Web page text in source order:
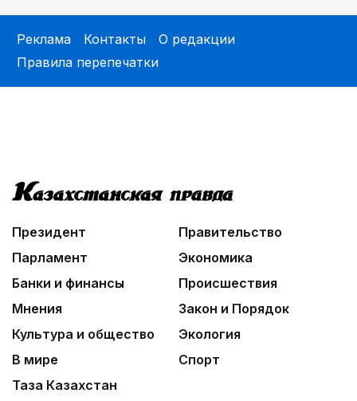
Предвыборные теледебаты на Седьмом канале –
итоги онлайн-голосования
Реклама Контакты
О редакции
Правила перепечатки
Президент
Правительство
Парламент
Экономика
Банки и финансы
Происшествия
Мнения
Закон и Порядок
Культура и общество
Экология
В мире
Спорт
Таза Казахстан